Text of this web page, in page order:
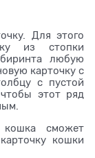
Для этого
из стопки
любую
карточку с
с пустой
чтобы этот ряд
кошка сможет
кошки